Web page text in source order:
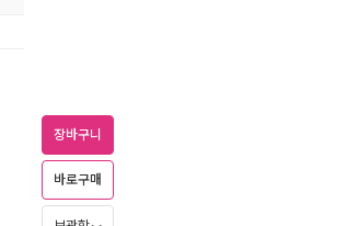
장바구니
바로구매